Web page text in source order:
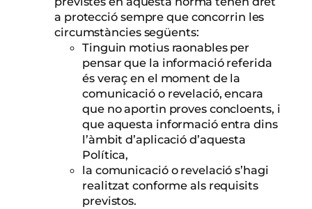
a protecció sempre que concorrin les
circumstàncies següents:
Tinguin motius raonables per
pensar que la informació referida
és veraç en el moment de la
comunicació o revelació, encara
que no aportin proves concloents, i
que aquesta informació entra dins
l’àmbit d’aplicació d’aquesta
Política,
la comunicació o revelació s’hagi
realitzat conforme als requisits
previstos.